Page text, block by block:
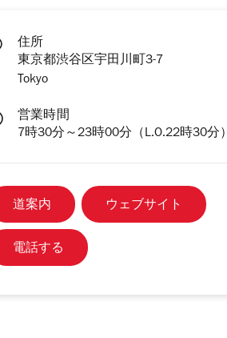
住所
東京都渋谷区宇田川町3-7
Tokyo
営業時間
7時30分～23時00分（L.O.22時30分）
道案内 ウェブサイト
電話する